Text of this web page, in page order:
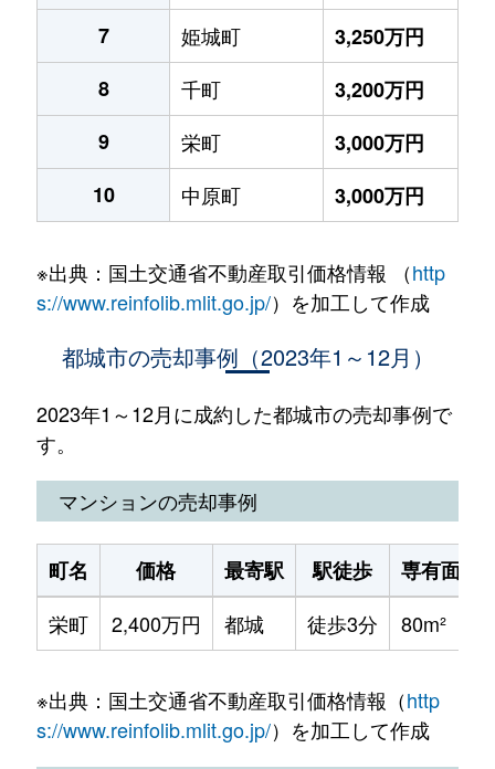
7
姫城町
3,250万円
8
千町
3,200万円
9
栄町
3,000万円
10
中原町 3,000万円
※出典：国土交通省不動産取引価格情報 （http
s://www.reinfolib.mlit.go.jp/）を加工して作成
都城市の売却事例（2023年1～12月）
2023年1～12月に成約した都城市の売却事例で
す。
マンションの売却事例
町名 価格 最寄駅 駅徒歩
専有面積
栄町
2,400万円 都城 徒歩3分 80m²
※出典：国土交通省不動産取引価格情報（http
s://www.reinfolib.mlit.go.jp/）を加工して作成